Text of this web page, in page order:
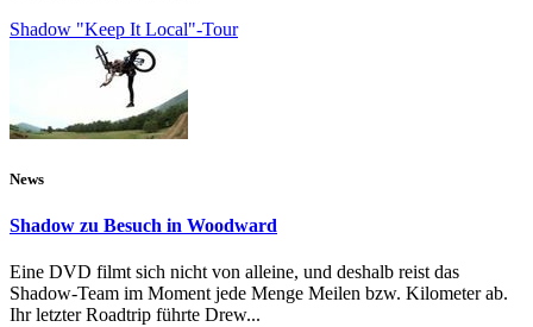
Shadow "Keep It Local"-Tour
News
Shadow zu Besuch in Woodward
Eine DVD filmt sich nicht von alleine, und deshalb reist das
Shadow-Team im Moment jede Menge Meilen bzw. Kilometer ab.
Ihr letzter Roadtrip führte Drew...